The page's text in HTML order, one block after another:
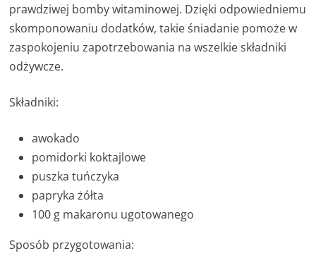
prawdziwej bomby witaminowej. Dzięki odpowiedniemu
skomponowaniu dodatków, takie śniadanie pomoże w
zaspokojeniu zapotrzebowania na wszelkie składniki
odżywcze.
Składniki:
awokado
pomidorki koktajlowe
puszka tuńczyka
papryka żółta
100 g makaronu ugotowanego
Sposób przygotowania: